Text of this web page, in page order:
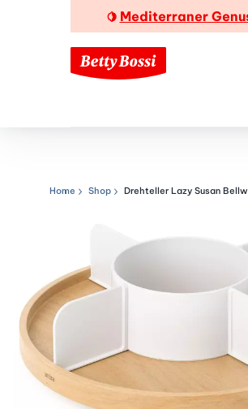
🍋 Mediterraner
Navigationspfad
Home Shop Drehteller Lazy Susan